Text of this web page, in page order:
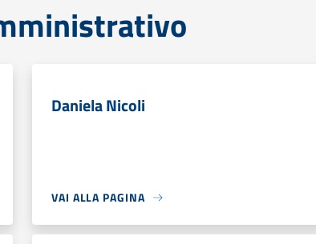
Daniela Nicoli
VAI ALLA PAGINA